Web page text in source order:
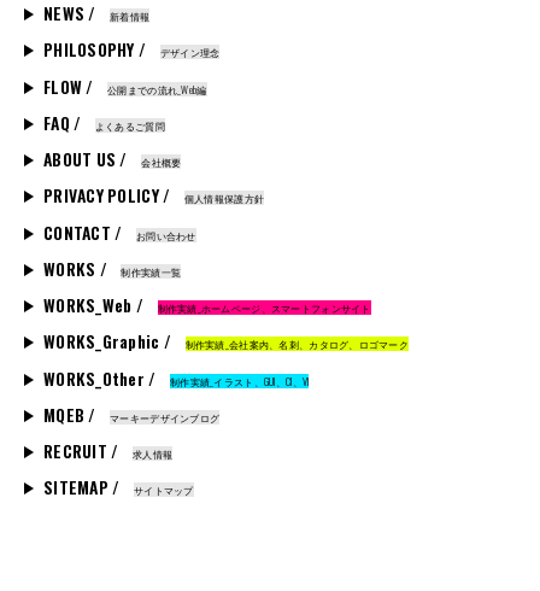
NEWS / 新着情報
PHILOSOPHY / デザイン理念
FLOW / 公開までの流れ_Web編
FAQ / よくあるご質問
ABOUT US / 会社概要
PRIVACY POLICY / 個人情報保護方針
CONTACT / お問い合わせ
WORKS / 制作実績一覧
WORKS_Web / 制作実績_ホームページ、スマートフォンサイト
WORKS_Graphic / 制作実績_会社案内、名刺、カタログ、ロゴマーク
WORKS_Other / 制作実績_イラスト、GUI、CI、VI
MQEB / マーキーデザインブログ
RECRUIT / 求人情報
SITEMAP / サイトマップ